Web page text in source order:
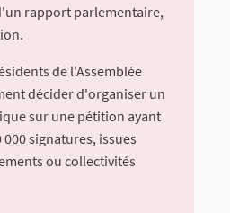
rapport parlementaire,
de l'Assemblée
décider d'organiser un
sur une pétition ayant
signatures, issues
ou collectivités